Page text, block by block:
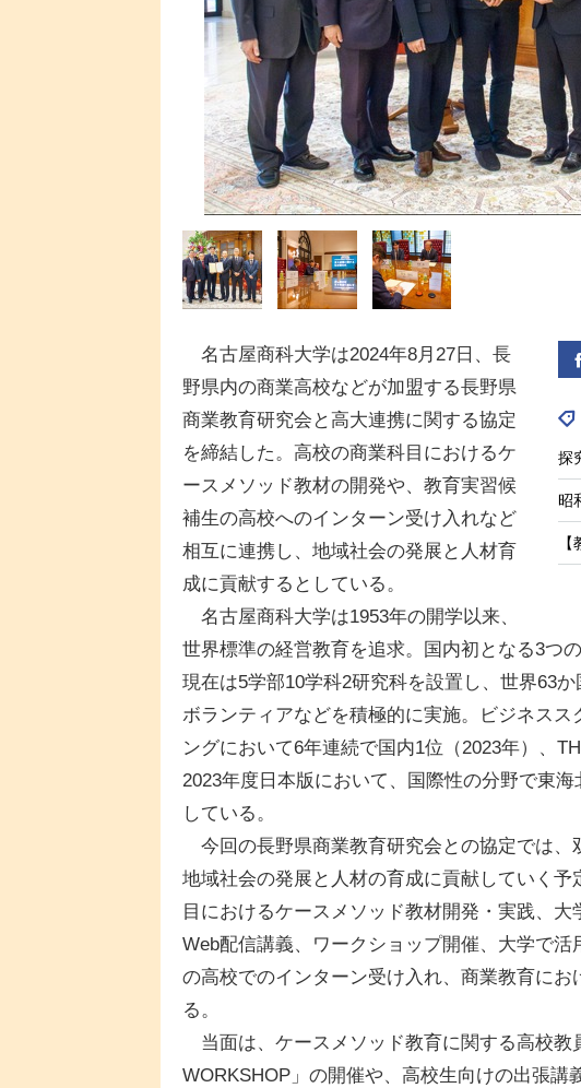
名古屋商科大学は2024年8月27日、長
野県内の商業高校などが加盟する長野県
商業教育研究会と高大連携に関する協定
を締結した。高校の商業科目におけるケ
ースメソッド教材の開発や、教育実習候
補生の高校へのインターン受け入れなど
相互に連携し、地域社会の発展と人材育
成に貢献するとしている。
名古屋商科大学は1953年の開学以来、
世界標準の経営教育を追求。国内初となる3つ
現在は5学部10学科2研究科を設置し、世界63
ボランティアなどを積極的に実施。ビジネス
ングにおいて6年連続で国内1位（2023年）、
2023年度日本版において、国際性の分野で東
している。
今回の長野県商業教育研究会との協定では、
地域社会の発展と人材の育成に貢献していく
目におけるケースメソッド教材開発・実践、
Web配信講義、ワークショップ開催、大学で
の高校でのインターン受け入れ、商業教育に
る。
当面は、ケースメソッド教育に関する高校教
WORKSHOP」の開催や、高校生向けの出張